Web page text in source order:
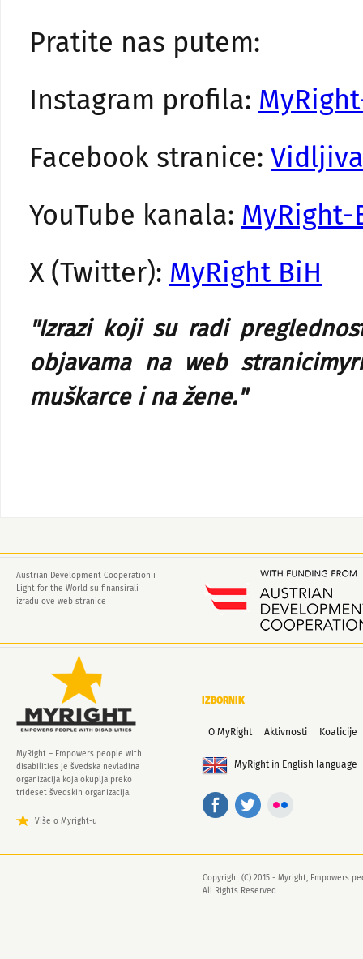
Pratite nas putem:
Instagram profila:
Facebook stranice:
YouTube kanala: MyRight-
X (Twitter): MyRight BiH
"Izrazi koji su radi
objavama na web
muškarce i na žene."
Austrian Development Cooperation i
Light for the World su finansirali
izradu ove web stranice
MyRight – Empowers people with
disabilities je švedska nevladina
organizacija koja okuplja preko
trideset švedskih organizacija.
Više o Myright-u
IZBORNIK
O MyRight Aktivnosti Koalicije
MyRight in English language
Copyright (C) 2015 - Myright, Empowers
All Rights Reserved